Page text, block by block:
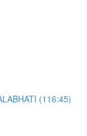
(116:45)